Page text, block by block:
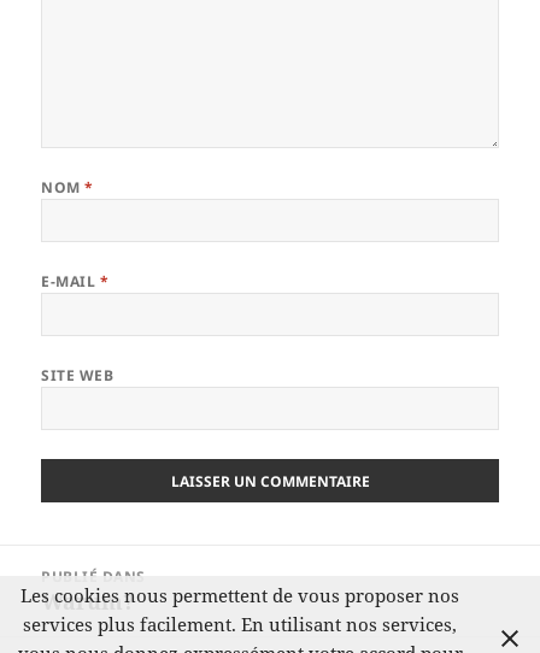
NOM*
E-MAIL *
SITE WEB
de
l’article
PUBLIÉ DANS
Warum?
Les cookies nous permettent de vous proposer nos
services plus facilement. En utilisant nos services,